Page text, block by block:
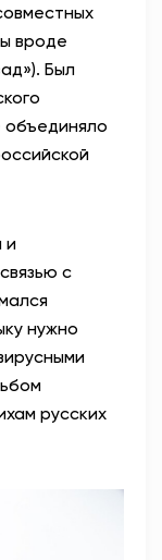
вроде
Был
объединяло
и
с
нужно
русских